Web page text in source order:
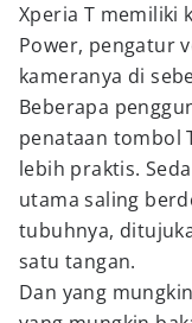
Xperia T memiliki
Power, pengatur
kameranya di
Beberapa
penataan tombol
lebih praktis.
utama saling
tubuhnya,
satu tangan.
Dan yang